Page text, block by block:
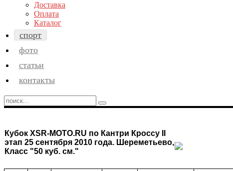
Доставка
Оплата
Каталог
спорт
фото
статьи
контакты
Кубок XSR-MOTO.RU по Кантри Кроссу
этап 25 сентября 2010 года. Шереметьево,
Класс "50 куб. см."